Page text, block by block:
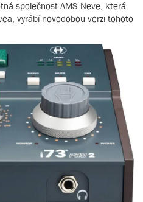
společnost AMS Neve, která
vyrábí novodobou verzi tohoto